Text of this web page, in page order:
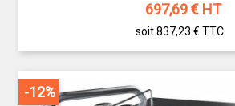
697,69€ HT
soit 837,23 € TTC
-12%